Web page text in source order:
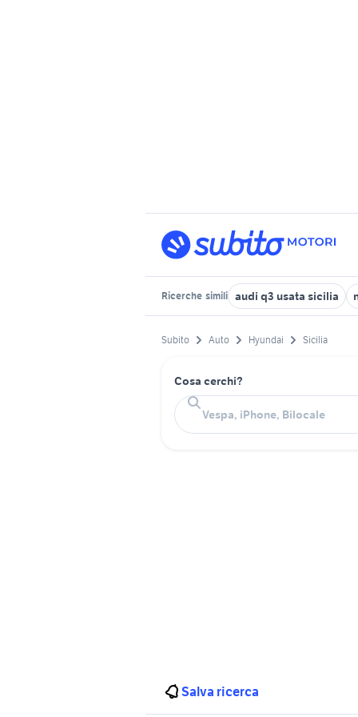
Ricerche simili audi q3 usata sicilia
Subito Auto Hyundai Sicilia
Cosa cerchi?
Salva ricerca